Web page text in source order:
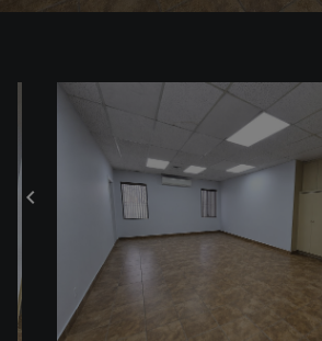
chevron_left